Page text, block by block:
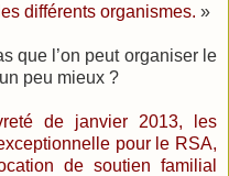
différents organismes. »
que l’on peut organiser le
peu mieux ?
de janvier 2013, les
pour le RSA,
de soutien familial